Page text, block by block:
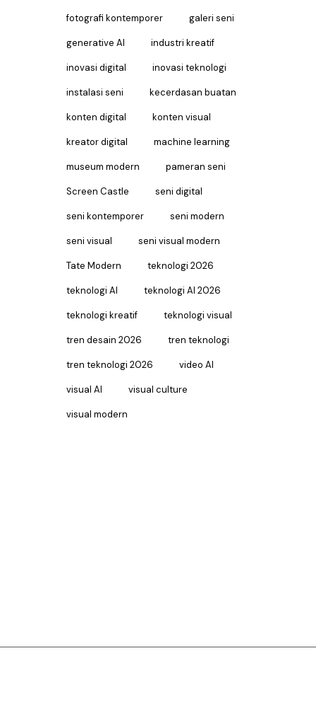
fotografi kontemporer galeri seni
generative AI industri kreatif
inovasi digital inovasi teknologi
instalasi seni kecerdasan buatan
konten digital konten visual
kreator digital machine learning
museum modern pameran seni
Screen Castle seni digital
seni kontemporer seni modern
seni visual seni visual modern
Tate Modern teknologi 2026
teknologi AI teknologi AI 2026
teknologi kreatif teknologi visual
tren desain 2026 tren teknologi
tren teknologi 2026 video AI
visual AI visual culture
visual modern